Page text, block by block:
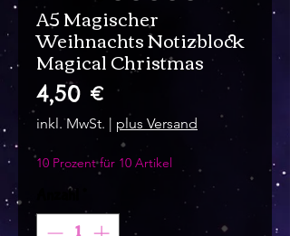
A5 Magischer
Weihnachts Notizblock
Magical Christmas
4,50 €Preis
inkl. MwSt. | plus Versand
10 Prozent für 10 Artikel
Anzahl